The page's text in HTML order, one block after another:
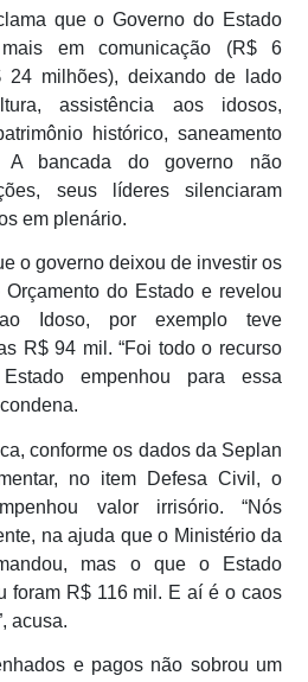
que o Governo do Estado
em comunicação (R$ 6
24 milhões), deixando de lado
assistência aos idosos,
histórico, saneamento
A bancada do governo não
seus líderes silenciaram
em plenário.
o governo deixou de investir os
do Estado e revelou
Idoso, por exemplo teve
R$ 94 mil. “Foi todo o recurso
empenhou para essa
conforme os dados da Seplan
no item Defesa Civil, o
valor irrisório. “Nós
na ajuda que o Ministério da
mas o que o Estado
foram R$ 116 mil. E aí é o caos
acusa.
e pagos não sobrou um